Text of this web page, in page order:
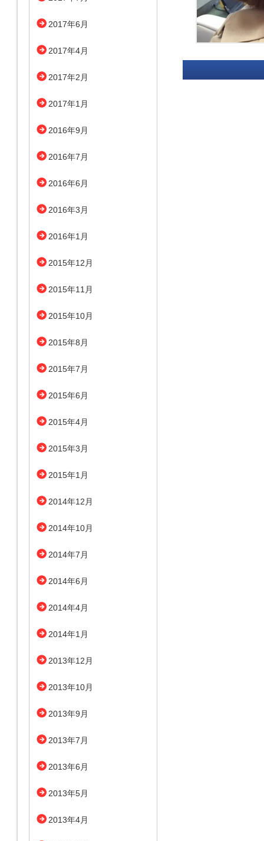
2017年6月
2017年4月
2017年2月
2017年1月
2016年9月
2016年7月
2016年6月
2016年3月
2016年1月
2015年12月
2015年11月
2015年10月
2015年8月
2015年7月
2015年6月
2015年4月
2015年3月
2015年1月
2014年12月
2014年10月
2014年7月
2014年6月
2014年4月
2014年1月
2013年12月
2013年10月
2013年9月
2013年7月
2013年6月
2013年5月
2013年4月